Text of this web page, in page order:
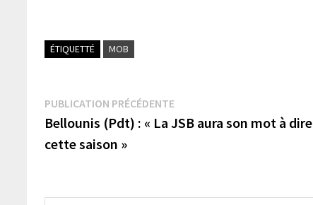
ÉTIQUETTÉ MOB
Navigation
de
PUBLICATION PRÉCÉDENTEPublication
précédente :
Bellounis (Pdt) : « La JSB aura son mot à dire
cette saison »